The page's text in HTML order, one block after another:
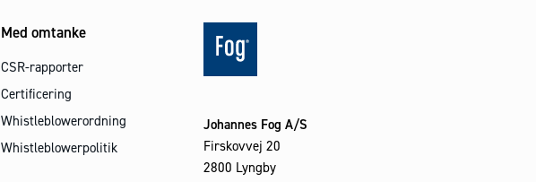
Med omtanke
CSR-rapporter
Certificering
Whistleblowerordning
Whistleblowerpolitik
Johannes Fog A/S
Firskovvej 20
2800 Lyngby